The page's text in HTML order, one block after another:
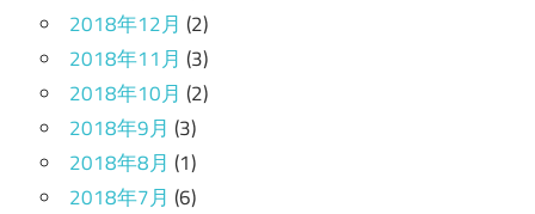
2018年12月 (2)
2018年11月 (3)
2018年10月 (2)
2018年9月 (3)
2018年8月 (1)
2018年7月 (6)